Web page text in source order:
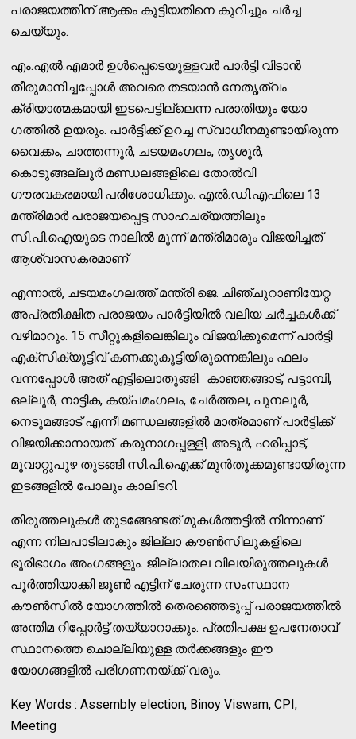
പരാജയത്തിന് ആക്കം കൂട്ടിയതിനെ കുറിച്ചും ചർച്ച
ചെയ്യും.
എം.എൽ.എമാർ ഉൾപ്പെടെയുള്ളവർ പാർട്ടി വിടാൻ
തീരുമാനിച്ചപ്പോൾ അവരെ തടയാൻ നേതൃത്വം
ക്രിയാത്മകമായി ഇടപെട്ടില്ലെന്ന പരാതിയും യോ​
ഗത്തിൽ ഉയരും. പാർട്ടിക്ക് ഉറച്ച സ്വാധീനമുണ്ടായിരുന്ന
വൈക്കം, ചാത്തന്നൂർ, ചടയമംഗലം, തൃശൂർ,
കൊടുങ്ങല്ലൂർ മണ്ഡലങ്ങളിലെ തോൽവി
ഗൗരവകരമായി പരിശോധിക്കും. എൽ.ഡി.എഫിലെ 13
മന്ത്രിമാർ പരാജയപ്പെട്ട സാഹചര്യത്തിലും
സി.പി.ഐയുടെ നാലിൽ മൂന്ന് മന്ത്രിമാരും വിജയിച്ചത്
ആശ്വാസകരമാണ്
എന്നാൽ, ചടയമംഗലത്ത് മന്ത്രി ജെ. ചിഞ്ചുറാണിയേറ്റ
അപ്രതീക്ഷിത പരാജയം പാർട്ടിയിൽ വലിയ ചർച്ചകൾക്ക്
വഴിമാറും. 15 സീറ്റുകളിലെങ്കിലും വിജയിക്കുമെന്ന് പാർട്ടി
എക്സിക്യൂട്ടിവ് കണക്കുകൂട്ടിയിരുന്നെങ്കിലും ഫലം
വന്നപ്പോൾ അത് എട്ടിലൊതുങ്ങി. കാഞ്ഞങ്ങാട്, പട്ടാമ്പി,
ഒല്ലൂർ, നാട്ടിക, കയ്പമംഗലം, ചേർത്തല, പുനലൂർ,
നെടുമങ്ങാട് എന്നീ മണ്ഡലങ്ങളിൽ മാത്രമാണ് പാർട്ടിക്ക്
വിജയിക്കാനായത്. കരുനാഗപ്പള്ളി, അടൂർ, ഹരിപ്പാട്,
മൂവാറ്റുപുഴ തുടങ്ങി സി.പി.ഐക്ക് മുൻതൂക്കമുണ്ടായിരുന്ന
ഇടങ്ങളിൽ പോലും കാലിടറി.
തിരുത്തലുകൾ തുടങ്ങേണ്ടത് മുകൾത്തട്ടിൽ നിന്നാണ്
എന്ന നിലപാടിലാകും ജില്ലാ കൗൺസിലുകളിലെ
ഭൂരിഭാഗം അംഗങ്ങളും. ജില്ലാതല വിലയിരുത്തലുകൾ
പൂർത്തിയാക്കി ജൂൺ എട്ടിന് ചേരുന്ന സംസ്ഥാന
കൗൺസിൽ യോഗത്തിൽ തെരഞ്ഞെടുപ്പ് പരാജയത്തിൽ
അന്തിമ റിപ്പോർട്ട് തയ്യാറാക്കും. പ്രതിപക്ഷ ഉപനേതാവ്
സ്ഥാനത്തെ ചൊല്ലിയുള്ള തർക്കങ്ങളും ഈ
യോഗങ്ങളിൽ പരിഗണനയ്ക്ക് വരും.
Key Words : Assembly election, Binoy Viswam, CPI,
Meeting